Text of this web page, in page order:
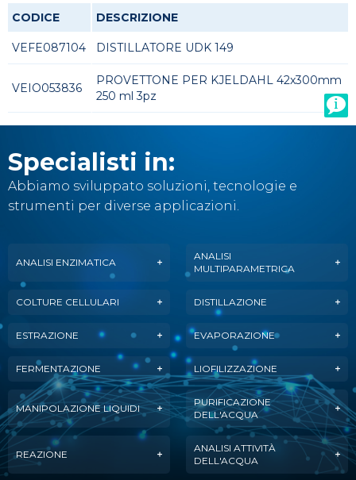
CODICE DESCRIZIONE
VEFE087104 DISTILLATORE UDK 149
VEIO053836
PROVETTONE PER KJELDAHL 42x300mm
250 ml 3pz
Specialisti in:
Abbiamo sviluppato soluzioni, tecnologie e
strumenti per diverse applicazioni.
ANALISI ENZIMATICA
ANALISI
MULTIPARAMETRICA
COLTURE CELLULARI DISTILLAZIONE
ESTRAZIONE EVAPORAZIONE
FERMENTAZIONE LIOFILIZZAZIONE
MANIPOLAZIONE LIQUIDI
PURIFICAZIONE
DELL'ACQUA
REAZIONE
ANALISI ATTIVITÀ
DELL'ACQUA